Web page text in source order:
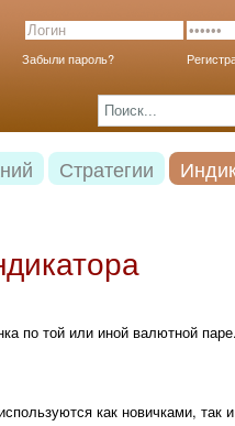
Забыли пароль?
Стратегии
по той или иной валютной
как новичками, так